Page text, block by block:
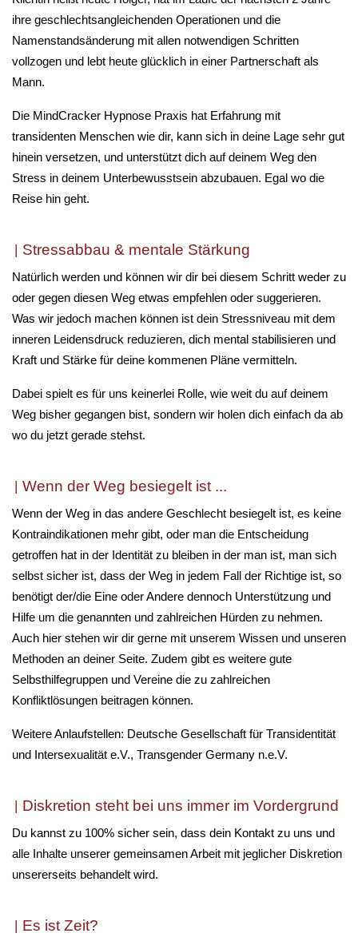
ihre geschlechtsangleichenden Operationen und die
Namenstandsänderung mit allen notwendigen Schritten
vollzogen und lebt heute glücklich in einer Partnerschaft als
Mann.
Die MindCracker Hypnose Praxis hat Erfahrung mit
transidenten Menschen wie dir, kann sich in deine Lage sehr gut
hinein versetzen, und unterstützt dich auf deinem Weg den
Stress in deinem Unterbewusstsein abzubauen. Egal wo die
Reise hin geht.
Stressabbau & mentale Stärkung
Natürlich werden und können wir dir bei diesem Schritt weder zu
oder gegen diesen Weg etwas empfehlen oder suggerieren.
Was wir jedoch machen können ist dein Stressniveau mit dem
inneren Leidensdruck reduzieren, dich mental stabilisieren und
Kraft und Stärke für deine kommenen Pläne vermitteln.
Dabei spielt es für uns keinerlei Rolle, wie weit du auf deinem
Weg bisher gegangen bist, sondern wir holen dich einfach da ab
wo du jetzt gerade stehst.
Wenn der Weg besiegelt ist ...
Wenn der Weg in das andere Geschlecht besiegelt ist, es keine
Kontraindikationen mehr gibt, oder man die Entscheidung
getroffen hat in der Identität zu bleiben in der man ist, man sich
selbst sicher ist, dass der Weg in jedem Fall der Richtige ist, so
benötigt der/die Eine oder Andere dennoch Unterstützung und
Hilfe um die genannten und zahlreichen Hürden zu nehmen.
Auch hier stehen wir dir gerne mit unserem Wissen und unseren
Methoden an deiner Seite. Zudem gibt es weitere gute
Selbsthilfegruppen und Vereine die zu zahlreichen
Konfliktlösungen beitragen können.
Weitere Anlaufstellen: Deutsche Gesellschaft für Transidentität
und Intersexualität e.V., Transgender Germany n.e.V.
Diskretion steht bei uns immer im Vordergrund
Du kannst zu 100% sicher sein, dass dein Kontakt zu uns und
alle Inhalte unserer gemeinsamen Arbeit mit jeglicher Diskretion
unsererseits behandelt wird.
Es ist Zeit?